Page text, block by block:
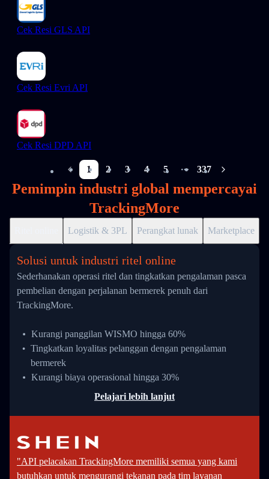
Cek Resi GLS API
Cek Resi Evri API
Cek Resi DPD API
1 2 3 4 5
More pages
337
Pemimpin industri global mempercayai
TrackingMore
Logistik & 3PL Perangkat lunak Marketplace
Solusi untuk industri ritel online
Sederhanakan operasi ritel dan tingkatkan pengalaman pasca
pembelian dengan perjalanan bermerek penuh dari
TrackingMore.
Kurangi panggilan WISMO hingga 60%
Tingkatkan loyalitas pelanggan dengan pengalaman
bermerek
Kurangi biaya operasional hingga 30%
Pelajari lebih lanjut
"API pelacakan TrackingMore memiliki semua yang kami
butuhkan untuk mengurangi tekanan pada tim layanan